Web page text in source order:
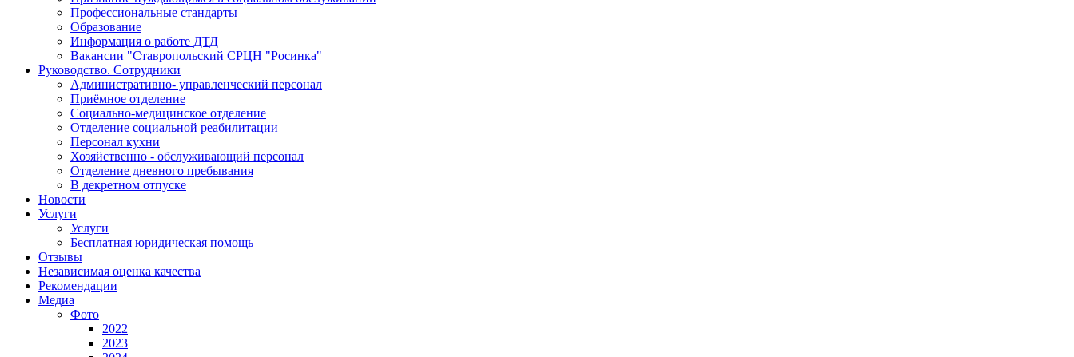
Профессиональные стандарты
Образование
Информация о работе ДТД
Вакансии "Ставропольский СРЦН "Росинка"
Руководство. Сотрудники
Административно- управленческий персонал
Приёмное отделение
Социально-медицинское отделение
Отделение социальной реабилитации
Персонал кухни
Хозяйственно - обслуживающий персонал
Отделение дневного пребывания
В декретном отпуске
Новости
Услуги
Услуги
Бесплатная юридическая помощь
Отзывы
Независимая оценка качества
Рекомендации
Медиа
Фото
2022
2023